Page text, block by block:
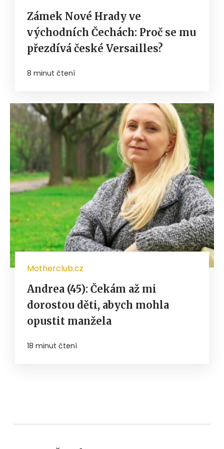
Zámek Nové Hrady ve
východních Čechách: Proč se mu
přezdívá české Versailles?
8 minut čtení
Motherclub.cz
Andrea (45): Čekám až mi
dorostou děti, abych mohla
opustit manžela
18 minut čtení